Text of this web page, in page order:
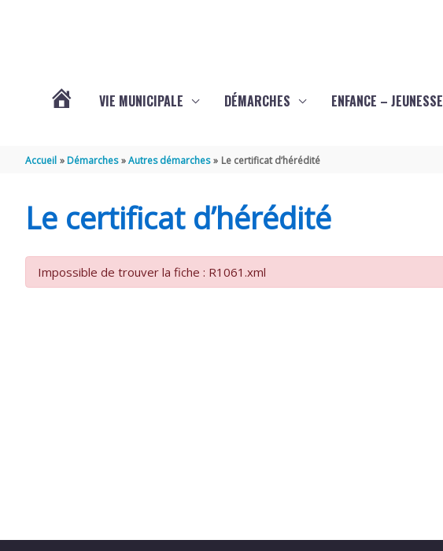
THÉNAC
VIE MUNICIPALE DÉMARCHES ENFANCE – JEUNESSE
Accueil Démarches Autres démarches Le certificat d’hérédité
Le certificat d’hérédité
Impossible de trouver la fiche : R1061.xml